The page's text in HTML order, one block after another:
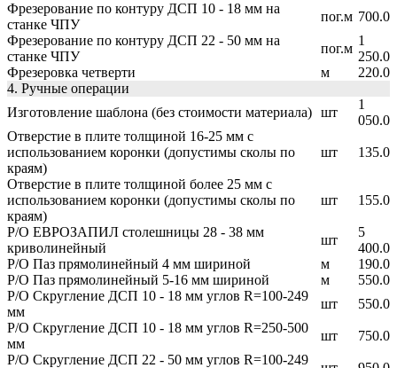
Фрезерование по контуру ДСП 10 - 18 мм на
станке ЧПУ
пог.м 700.0
Фрезерование по контуру ДСП 22 - 50 мм на
станке ЧПУ
пог.м
1
250.0
Фрезеровка четверти
м
220.0
4. Ручные операции
Изготовление шаблона (без стоимости материала) шт
1
050.0
Отверстие в плите толщиной 16-25 мм с
использованием коронки (допустимы сколы по
краям)
шт 135.0
Отверстие в плите толщиной более 25 мм с
использованием коронки (допустимы сколы по
краям)
шт 155.0
Р/O ЕВРОЗАПИЛ столешницы 28 - 38 мм
криволинейный
шт
5
400.0
Р/O Паз прямолинейный 4 мм шириной
м
190.0
Р/O Паз прямолинейный 5-16 мм шириной
м
550.0
Р/O Скругление ДСП 10 - 18 мм углов R=100-249
мм
шт
550.0
Р/O Скругление ДСП 10 - 18 мм углов R=250-500
мм
шт
750.0
Р/O Скругление ДСП 22 - 50 мм углов R=100-249